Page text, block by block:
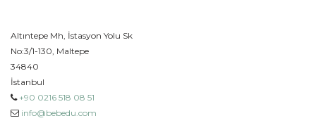
Altıntepe Mh, İstasyon Yolu Sk
No:3/1-130, Maltepe
34840
İstanbul
+90 0216 518 08 51
info@bebedu.com